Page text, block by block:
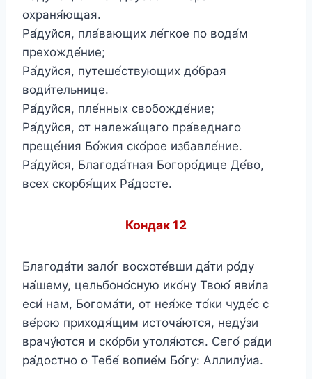
охраня́ющая.
Ра́дуйся, пла́вающих ле́гкое по вода́м
прехожде́ние;
Ра́дуйся, путеше́ствующих до́брая
води́тельнице.
Ра́дуйся, пле́нных свобожде́ние;
Ра́дуйся, от належа́щаго пра́веднаго
преще́ния Бо́жия ско́рое избавле́ние.
Ра́дуйся, Благода́тная Богоро́дице Де́во,
всех скорбя́щих Ра́досте.
Кондак 12
Благода́ти зало́г восхоте́вши да́ти ро́ду
на́шему, цельбоно́сную ико́ну Твою́ яви́ла
еси́ нам, Богома́ти, от нея́же то́ки чуде́с с
ве́рою приходя́щим источа́ются, неду́зи
врачу́ются и ско́рби утоля́ются. Сего́ ра́ди
ра́достно о Тебе́ вопие́м Бо́гу: Аллилу́иа.